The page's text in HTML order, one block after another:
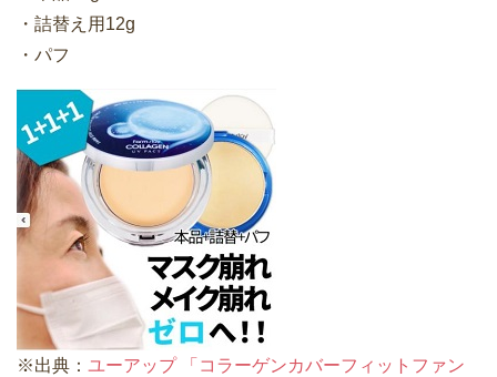
・詰替え用12g
・パフ
※出典： ユーアップ 「コラーゲンカバーフィットファン